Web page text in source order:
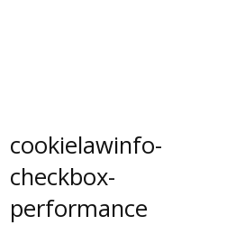
cookielawinfo-
checkbox-
performance